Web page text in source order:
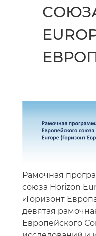
Рамочная
союза Horizon
«Горизонт
девятая
Европейского